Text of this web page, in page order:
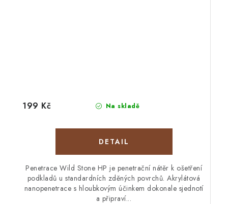
Na skladě
199 Kč
Penetrace Wild Stone HP je penetrační nátěr k ošetření
podkladů u standardních zděných povrchů. Akrylátová
nanopenetrace s hloubkovým účinkem dokonale sjednotí
a připraví...